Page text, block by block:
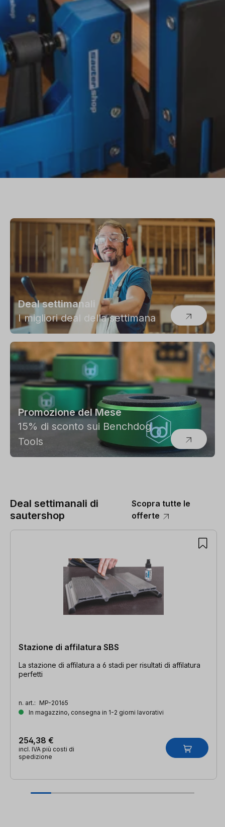
Deal settimanali
I migliori deal della settimana
Promozione del Mese
15% di sconto sui Benchdog
Tools
Deal settimanali di
sautershop
Scopra tutte le
offerte
Salta la galleria dei prodotti
Stazione di affilatura SBS
La stazione di affilatura a 6 stadi per risultati di affilatura
perfetti
n. art.: MP-20165
In magazzino, consegna in 1-2 giorni lavorativi
254,38 €
incl. IVA più costi di
spedizione